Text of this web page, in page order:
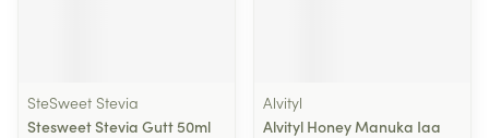
SteSweet Stevia
Stesweet Stevia Gutt 50ml
Alvityl
Alvityl Honey Manuka Iaa